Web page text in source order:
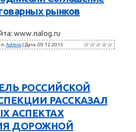
рынков
www.nalog.ru
Admin | Дата:09.12.2015
РОССИЙСКОЙ
РАССКАЗАЛ
АСПЕКТАХ
ДОРОЖНОЙ